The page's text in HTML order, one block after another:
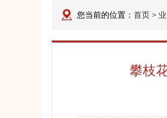
您当前的位置： 首页 >
攀枝